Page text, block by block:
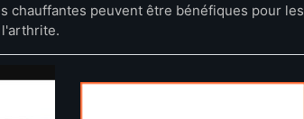
chauffantes peuvent être bénéfiques pour les